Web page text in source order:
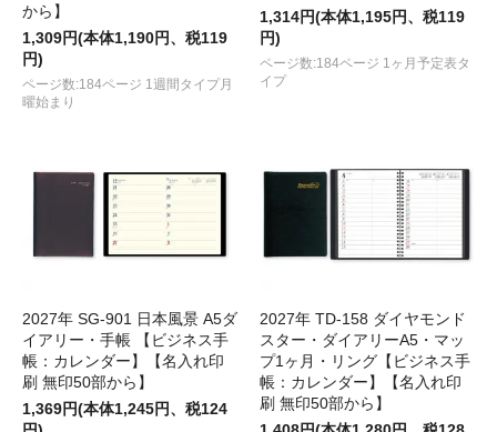
から】
1,309円(本体1,190円、税119
円)
ページ数:184ページ 1週間タイプ月
曜始まり
1,314円(本体1,195円、税119
円)
ページ数:184ページ 1ヶ月予定表タ
イプ
2027年 SG-901 日本風景 A5ダ
イアリー・手帳 【ビジネス手
帳：カレンダー】【名入れ印
刷 無印50部から】
1,369円(本体1,245円、税124
2027年 TD-158 ダイヤモンド
スター・ダイアリーA5・マッ
プ1ヶ月・リング【ビジネス手
帳：カレンダー】【名入れ印
刷 無印50部から】